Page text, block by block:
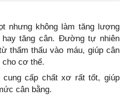
nhưng không làm tăng lượng
tăng cân. Đường tự nhiên
thẩm thấu vào máu, giúp cân
cho cơ thể.
cung cấp chất xơ rất tốt, giúp
cân bằng.